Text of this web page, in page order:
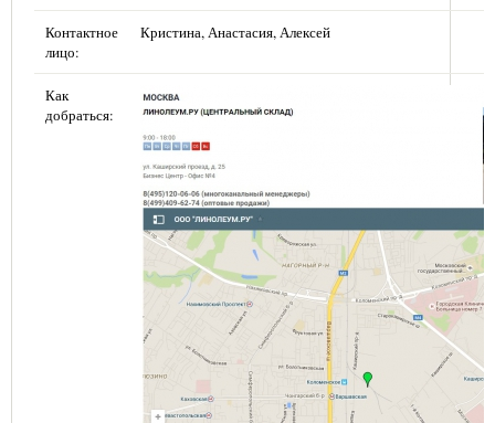
Контактное
лицо:
Кристина, Анастасия, Алексей
Как
добраться: